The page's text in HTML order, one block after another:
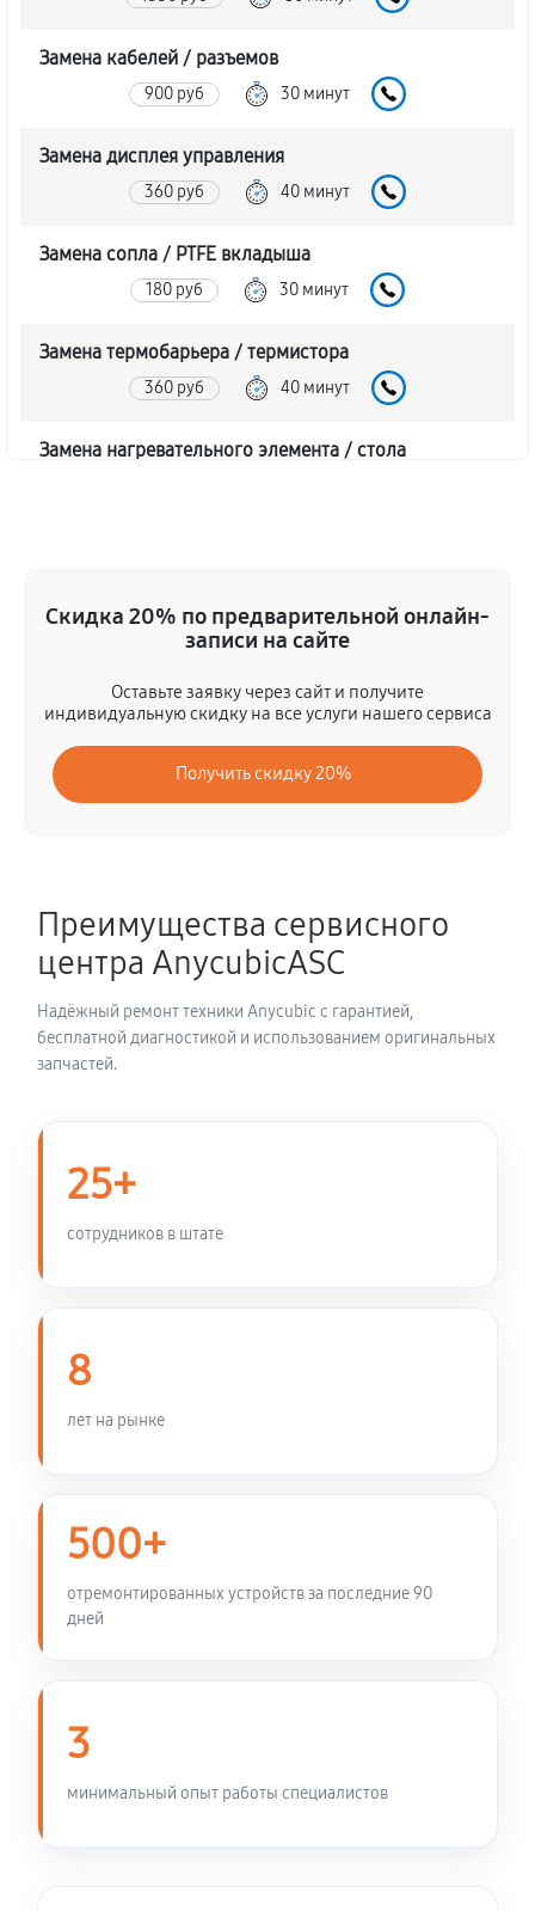
Замена кабелей / разъемов
900 руб 30 минут
Замена дисплея управления
360 руб 40 минут
Замена сопла / PTFE вкладыша
180 руб 30 минут
Замена термобарьера / термистора
360 руб 40 минут
Замена нагревательного элемента / стола
Замена платы лазерного модуля
40 минут
Профилактика (чистка, смазка, пряжка)
450 руб 40 минут
Замена блока питания
2160 руб 40 минут
Сборка / разборка принтера
Скидка 20% по предварительной онлайн-
записи на сайте
Оставьте заявку через сайт и получите
индивидуальную скидку на все услуги нашего сервиса
Получить скидку 20%
Преимущества сервисного
центра AnycubicASC
Надёжный ремонт техники Anycubic с гарантией,
бесплатной диагностикой и использованием оригинальных
запчастей.
25+
сотрудников в штате
8
лет на рынке
500+
отремонтированных устройств за последние 90
дней
3
минимальный опыт работы специалистов